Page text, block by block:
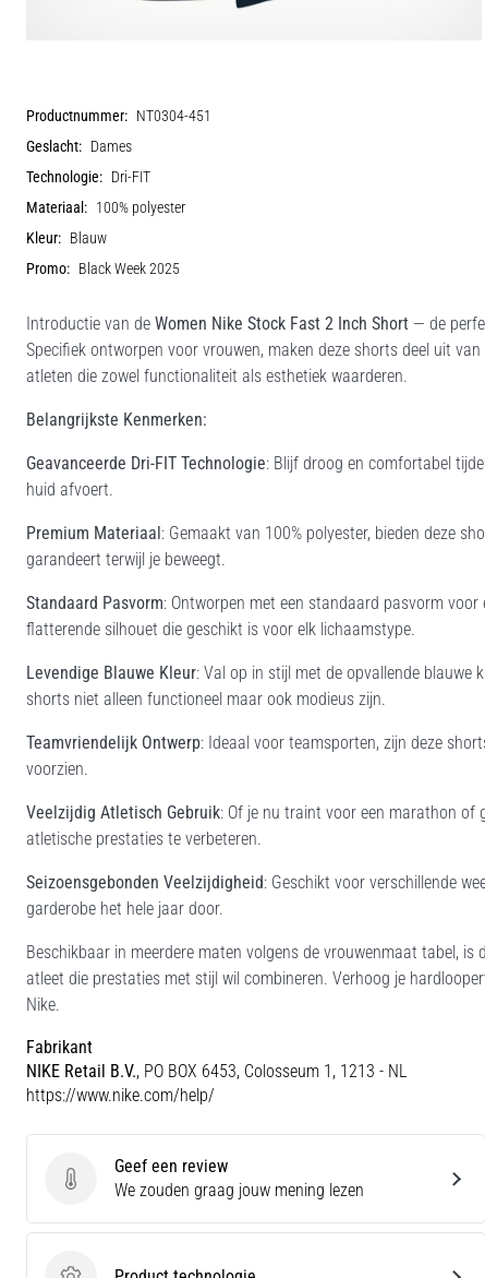
Productnummer: NT0304-451
Geslacht: Dames
Technologie: Dri-FIT
Materiaal: 100% polyester
Kleur: Blauw
Promo: Black Week 2025
Introductie van de Women Nike Stock Fast 2 Inch Short — de
Specifiek ontworpen voor vrouwen, maken deze shorts deel uit
atleten die zowel functionaliteit als esthetiek waarderen.
Belangrijkste Kenmerken:
Geavanceerde Dri-FIT Technologie: Blijf droog en comfortabel
huid afvoert.
Premium Materiaal: Gemaakt van 100% polyester, bieden deze
garandeert terwijl je beweegt.
Standaard Pasvorm: Ontworpen met een standaard pasvorm
flatterende silhouet die geschikt is voor elk lichaamstype.
Levendige Blauwe Kleur: Val op in stijl met de opvallende blauwe
shorts niet alleen functioneel maar ook modieus zijn.
Teamvriendelijk Ontwerp: Ideaal voor teamsporten, zijn deze
voorzien.
Veelzijdig Atletisch Gebruik: Of je nu traint voor een marathon of
atletische prestaties te verbeteren.
Seizoensgebonden Veelzijdigheid: Geschikt voor verschillende
garderobe het hele jaar door.
Beschikbaar in meerdere maten volgens de vrouwenmaat tabel,
atleet die prestaties met stijl wil combineren. Verhoog je
Nike.
Fabrikant
NIKE Retail B.V., PO BOX 6453, Colosseum 1, 1213 - NL
https://www.nike.com/help/
Geef een review
Geef een review
We zouden graag jouw mening lezen